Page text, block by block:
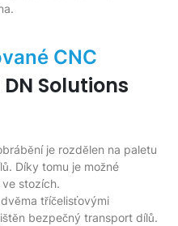
CNC
Solutions
je rozdělen na paletu
Díky tomu je možné
stozích.
tříčelisťovými
bezpečný transport dílů.